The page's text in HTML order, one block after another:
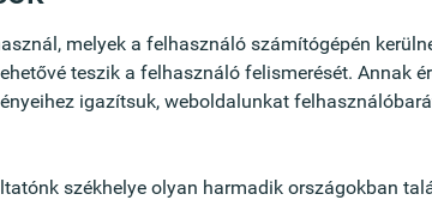
Wenn Sie unsere Leidenschaft teilen, durch
Unterschied zu machen und Sie sowohl durch
nicht nur unsere Kund:innen begeistern
Teams!
langfristiger Beziehungen zu bestehenden
melyek a felhasználó számítógépén
teszik a felhasználó felismerését. Annak
igazítsuk, weboldalunkat
székhelye olyan harmadik országokban